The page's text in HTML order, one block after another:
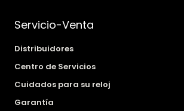
Servicio-Venta
Distribuidores
Centro de Servicios
Cuidados para su reloj
Garantía